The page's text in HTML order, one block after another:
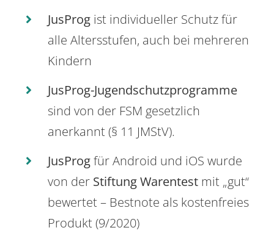
JusProg ist individueller Schutz für
alle Altersstufen, auch bei mehreren
Kindern
JusProg-Jugendschutzprogramme
sind von der FSM gesetzlich
anerkannt (§ 11 JMStV).
JusProgfür Android und iOS wurde
von der Stiftung Warentest mit „gut“
bewertet – Bestnote als kostenfreies
Produkt (9/2020)